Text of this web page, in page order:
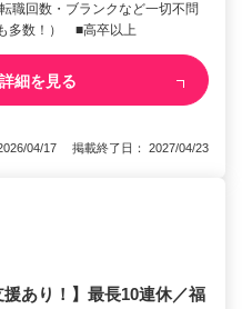
職回数・ブランクなど一切不問
多数！） ■高卒以上
詳細を見る
04/17 掲載終了日： 2027/04/23
援あり！】最長10連休／福